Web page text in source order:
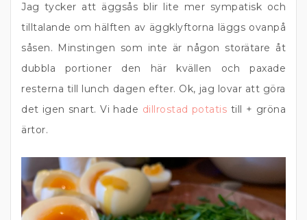
Jag tycker att äggsås blir lite mer sympatisk och
tilltalande om hälften av äggklyftorna läggs ovanpå
såsen. Minstingen som inte är någon storätare åt
dubbla portioner den här kvällen och paxade
resterna till lunch dagen efter. Ok, jag lovar att göra
det igen snart. Vi hade dillrostad potatis till + gröna
ärtor.